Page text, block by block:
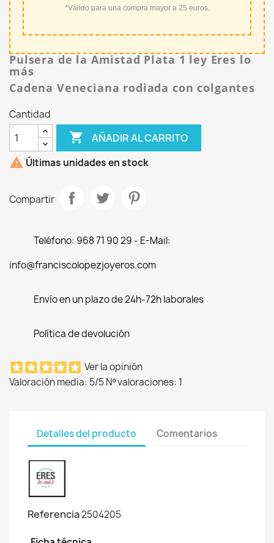
*Válido para una compra mayor a 25 euros.
Pulsera de la Amistad Plata 1 ley Eres lo
más
Cadena Veneciana rodiada con colgantes
Cantidad
 AÑADIR AL CARRITO
 Últimas unidades en stock
Compartir
Teléfono: 968 71 90 29 - E-Mail:
info@franciscolopezjoyeros.com
Envío en un plazo de 24h-72h laborales
Política de devolución
Ver la opinión
Valoración media: 5/5 Nº valoraciones: 1
Detalles del producto Comentarios
Referencia2504205